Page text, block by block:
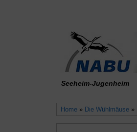
Seeheim-Jugenheim
Home» Die Wühlmäuse»